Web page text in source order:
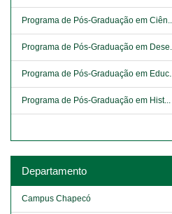
Programa de Pós-Graduação em Ciên...
Programa de Pós-Graduação em Dese...
Programa de Pós-Graduação em Educ...
Programa de Pós-Graduação em Hist...
Departamento
Campus Chapecó